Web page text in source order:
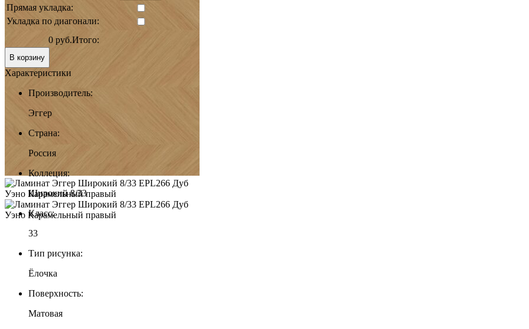
EPL266
Прямая укладка:
Укладка по диагонали:
Итого:
0 руб.
В корзину
Характеристики
Производитель:
Эггер
Страна:
Россия
Коллеция:
Широкий 8/33
Класс:
33
Тип рисунка:
Ёлочка
Поверхность:
Матовая